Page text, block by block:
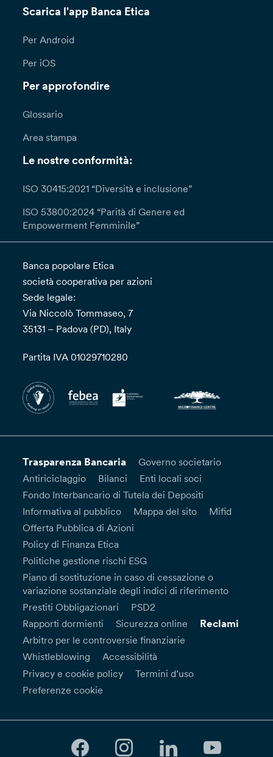
Scarica l'app Banca Etica
Per Android
Per iOS
Per approfondire
Glossario
Area stampa
Le nostre conformità:
ISO 30415:2021 “Diversità e inclusione”
ISO 53800:2024 “Parità di Genere ed
Empowerment Femminile”
Banca popolare Etica
società cooperativa per azioni
Sede legale:
Via Niccolò Tommaseo, 7
35131 – Padova (PD), Italy
Partita IVA 01029710280
Trasparenza Bancaria
Governo societario
Antiriciclaggio
Bilanci
Enti locali soci
Fondo Interbancario di Tutela dei Depositi
Informativa al pubblico
Mappa del sito
Mifid
Offerta Pubblica di Azioni
Policy di Finanza Etica
Politiche gestione rischi ESG
Piano di sostituzione in caso di cessazione o
variazione sostanziale degli indici di riferimento
Prestiti Obbligazionari
PSD2
Rapporti dormienti
Sicurezza online Reclami
Arbitro per le controversie finanziarie
Whistleblowing
Accessibilità
Privacy e cookie policy
Termini d’uso
Preferenze cookie